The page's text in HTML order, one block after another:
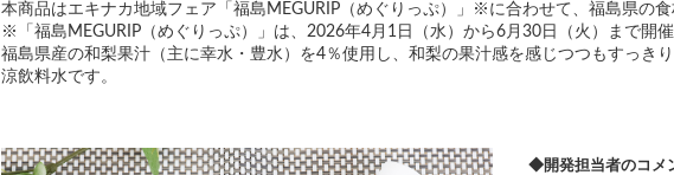
本商品はエキナカ地域フェア「福島MEGURIP（めぐりっぷ）」※に合わせて、福島県の食
※「福島MEGURIP（めぐりっぷ）」は、2026年4月1日（水）から6月30日（火）まで開催
福島県産の和梨果汁（主に幸水・豊水）を4％使用し、和梨の果汁感を感じつつもすっき
涼飲料水です。
◆開発担当者のコメ